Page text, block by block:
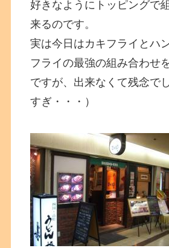
好きなようにトッピングで
来るのです。
実は今日はカキフライとハ
フライの最強の組み合わせ
ですが、出来なくて残念で
すぎ・・・）